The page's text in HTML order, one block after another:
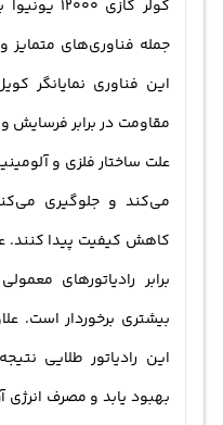
کولر گازی 12000
یونیوا
جمله فناوری‌های متمایز
این فناوری نمایانگر
مقاومت در برابر فرسایش
علت ساختار فلزی و
می‌کند و جلوگیری
کاهش کیفیت پیدا کنند.
برابر رادیاتورهای
بیشتری برخوردار است.
این رادیاتور طلایی
بهبود یابد و مصرف